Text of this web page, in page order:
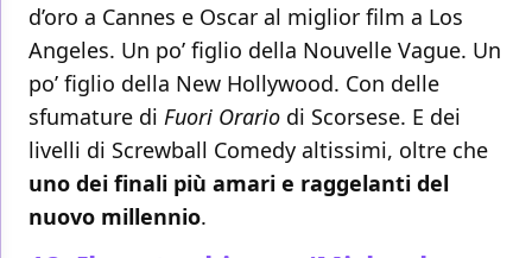
d’oro a Cannes e Oscar al miglior film a Los
Angeles. Un po’ figlio della Nouvelle Vague. Un
po’ figlio della New Hollywood. Con delle
sfumature di Fuori Orario di Scorsese. E dei
livelli di Screwball Comedy altissimi, oltre che
uno dei finali più amari e raggelanti del
nuovo millennio.